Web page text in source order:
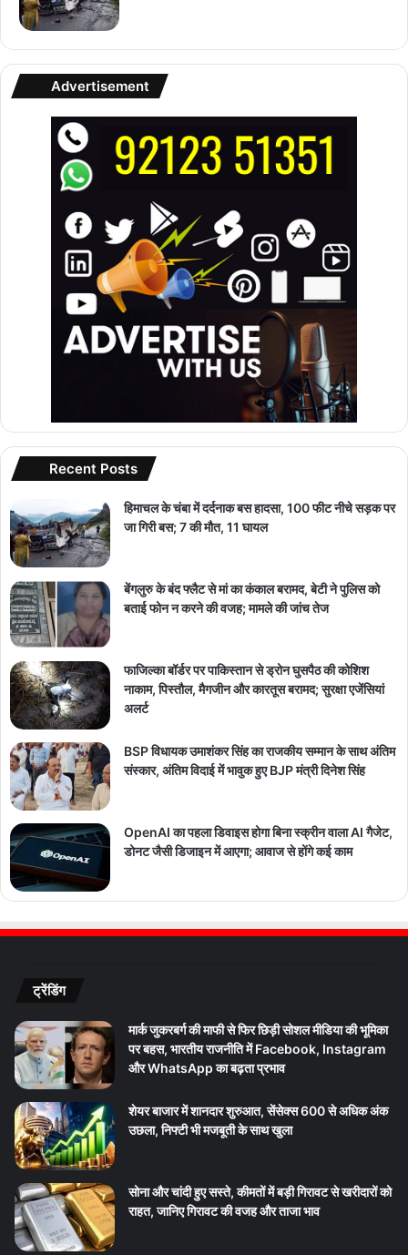
Advertisement
Recent Posts
हिमाचल के चंबा में दर्दनाक बस हादसा, 100 फीट नीचे सड़क पर
जा गिरी बस; 7 की मौत, 11 घायल
बेंगलुरु के बंद फ्लैट से मां का कंकाल बरामद, बेटी ने पुलिस को
बताई फोन न करने की वजह; मामले की जांच तेज
फाजिल्का बॉर्डर पर पाकिस्तान से ड्रोन घुसपैठ की कोशिश
नाकाम, पिस्तौल, मैगजीन और कारतूस बरामद; सुरक्षा एजेंसियां
अलर्ट
BSP विधायक उमाशंकर सिंह का राजकीय सम्मान के साथ अंतिम
संस्कार, अंतिम विदाई में भावुक हुए BJP मंत्री दिनेश सिंह
OpenAI का पहला डिवाइस होगा बिना स्क्रीन वाला AI गैजेट,
डोनट जैसी डिजाइन में आएगा; आवाज से होंगे कई काम
ट्रेंडिंग
मार्क जुकरबर्ग की माफी से फिर छिड़ी सोशल मीडिया की भूमिका
पर बहस, भारतीय राजनीति में Facebook, Instagram
और WhatsApp का बढ़ता प्रभाव
शेयर बाजार में शानदार शुरुआत, सेंसेक्स 600 से अधिक अंक
उछला, निफ्टी भी मजबूती के साथ खुला
सोना और चांदी हुए सस्ते, कीमतों में बड़ी गिरावट से खरीदारों को
राहत, जानिए गिरावट की वजह और ताजा भाव